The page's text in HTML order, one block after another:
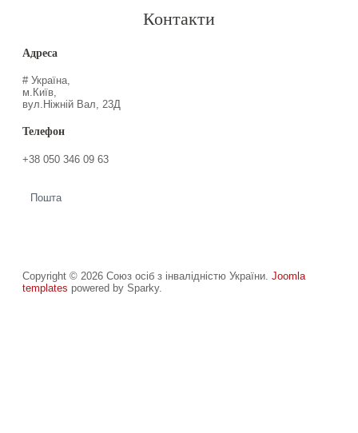
Контакти
Адреса
# Україна,
м.Київ,
вул.Ніжній Вал, 23Д
Телефон
+38 050 346 09 63
Пошта
Copyright © 2026 Союз осіб з інвалідністю України. Joomla
templates powered by Sparky.